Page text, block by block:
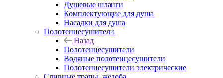
Душевые шланги
Комплектующие для душа
Насадки для душа
Полотенцесушители
Назад
Полотенцесушители
Водяные полотенцесушители
Полотенцесушители электрические
Сливные трапы, желоба